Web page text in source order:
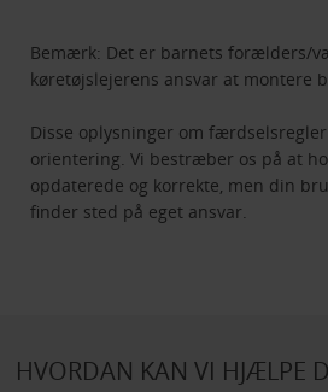
Bemærk: Det er barnets forælders/
køretøjslejerens ansvar at montere
Disse oplysninger om
orientering. Vi bestræber os på at
opdaterede og korrekte, men din
finder sted på eget ansvar.
HVORDAN KAN VI HJÆLPE